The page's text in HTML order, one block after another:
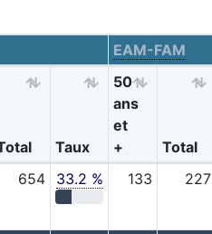
EAM-FAM
Taux
50
ans
et
+
Total
654 33.2 % 133 227